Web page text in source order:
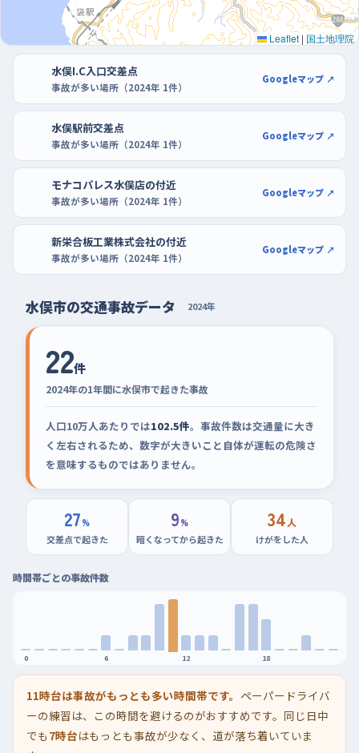
て出入り口がわかりやすいエムズシティか、生活協同組合水光社
本店の駐車場が使いやすい。買い物客の少ない時間帯に、端のほ
うの空いた列で切り返しを何度か試してから、少しずつ入口寄り
に移っていくといいよ。
Leaflet | 国土地理院
水俣I.C入口交差点
事故が多い場所（2024年 1件）
Googleマップ ↗
水俣駅前交差点
事故が多い場所（2024年 1件）
Googleマップ ↗
モナコパレス水俣店の付近
事故が多い場所（2024年 1件）
Googleマップ ↗
新栄合板工業株式会社の付近
事故が多い場所（2024年 1件）
Googleマップ ↗
水俣市の交通事故データ 2024年
22件
2024年の1年間に水俣市で起きた事故
人口10万人あたりでは102.5件。事故件数は交通量に大き
く左右されるため、数字が大きいこと自体が運転の危険さ
を意味するものではありません。
27%
交差点で起きた
9%
暗くなってから起きた
34人
けがをした人
時間帯ごとの事故件数
0 6 12 18
11時台は事故がもっとも多い時間帯です。 ペーパードライバ
ーの練習は、この時間を避けるのがおすすめです。同じ日中
でも 7時台はもっとも事故が少なく、道が落ち着いていま